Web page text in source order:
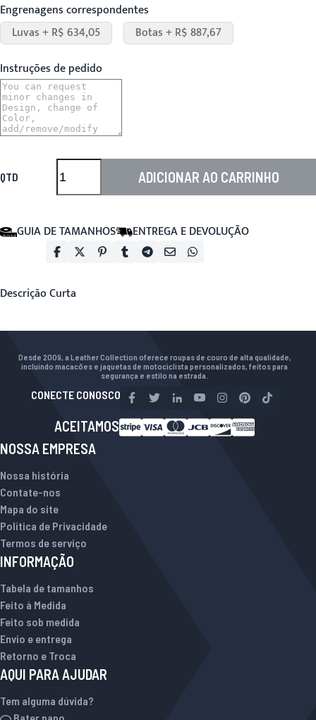
Engrenagens correspondentes
Luvas + R$ 634,05
Botas + R$ 887,67
Instruções de pedido
QTD ADICIONAR AO CARRINHO
GUIA DE TAMANHOS ENTREGA E DEVOLUÇÃO
Descrição Curta
Desde 2009, a Leather Collection oferece roupas de couro de alta qualidade,
incluindo macacões e jaquetas de motociclista personalizados, feitos para
segurança e estilo na estrada.
CONECTE CONOSCO
ACEITAMOS
NOSSA EMPRESA
Nossa história
Contate-nos
Mapa do site
Política de Privacidade
Termos de serviço
INFORMAÇÃO
Tabela de tamanhos
Feito à Medida
Feito sob medida
Envio e entrega
Retorno e Troca
AQUI PARA AJUDAR
Tem alguma dúvida?